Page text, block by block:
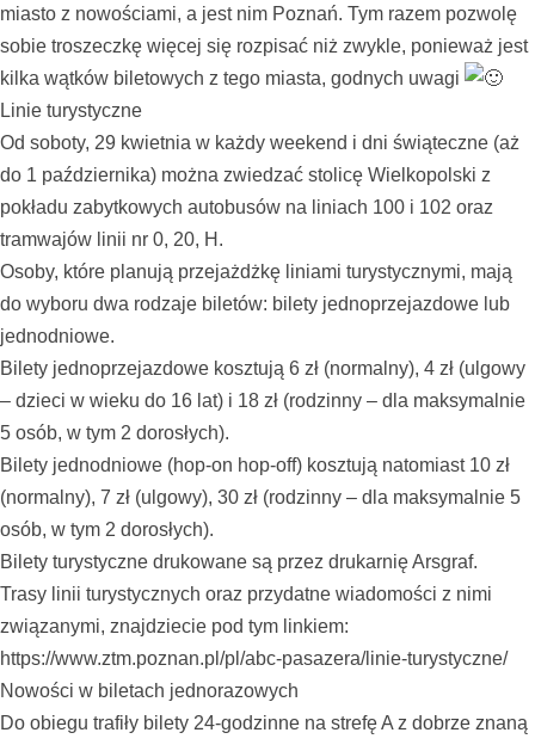
miasto z nowościami, a jest nim Poznań. Tym razem pozwolę
sobie troszeczkę więcej się rozpisać niż zwykle, ponieważ jest
kilka wątków biletowych z tego miasta, godnych uwagi
Linie turystyczne
Od soboty, 29 kwietnia w każdy weekend i dni świąteczne (aż
do 1 października) można zwiedzać stolicę Wielkopolski z
pokładu zabytkowych autobusów na liniach 100 i 102 oraz
tramwajów linii nr 0, 20, H.
Osoby, które planują przejażdżkę liniami turystycznymi, mają
do wyboru dwa rodzaje biletów: bilety jednoprzejazdowe lub
jednodniowe.
Bilety jednoprzejazdowe kosztują 6 zł (normalny), 4 zł (ulgowy
– dzieci w wieku do 16 lat) i 18 zł (rodzinny – dla maksymalnie
5 osób, w tym 2 dorosłych).
Bilety jednodniowe (hop-on hop-off) kosztują natomiast 10 zł
(normalny), 7 zł (ulgowy), 30 zł (rodzinny – dla maksymalnie 5
osób, w tym 2 dorosłych).
Bilety turystyczne drukowane są przez drukarnię Arsgraf.
Trasy linii turystycznych oraz przydatne wiadomości z nimi
związanymi, znajdziecie pod tym linkiem:
https://www.ztm.poznan.pl/pl/abc-pasazera/linie-turystyczne/
Nowości w biletach jednorazowych
Do obiegu trafiły bilety 24-godzinne na strefę A z dobrze znaną